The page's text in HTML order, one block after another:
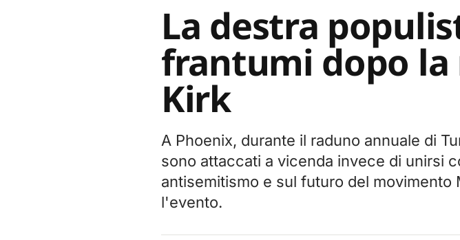
La destra
frantumi dopo
Kirk
A Phoenix, durante il raduno annuale di
sono attaccati a vicenda invece di unirsi
antisemitismo e sul futuro del movimento
l'evento.